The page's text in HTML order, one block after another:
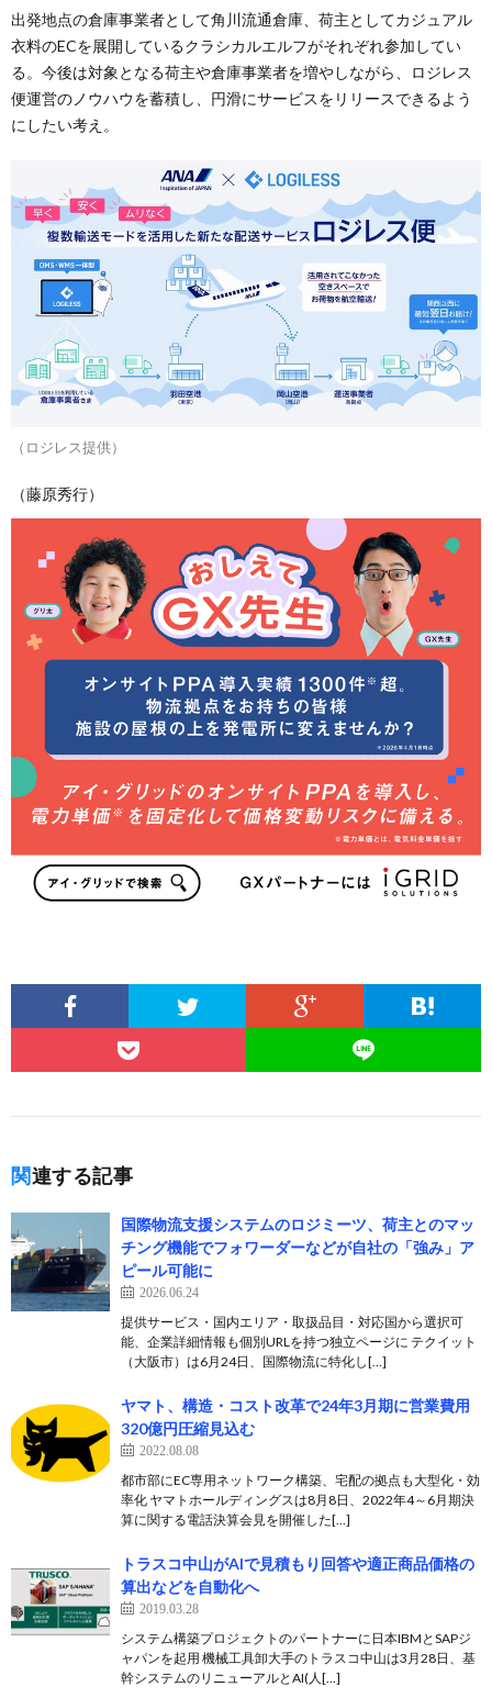
出発地点の倉庫事業者として角川流通倉庫、荷主としてカジュアル
衣料のECを展開しているクラシカルエルフがそれぞれ参加してい
る。今後は対象となる荷主や倉庫事業者を増やしながら、ロジレス
便運営のノウハウを蓄積し、円滑にサービスをリリースできるよう
にしたい考え。
（ロジレス提供）
（藤原秀行）
関連する記事
国際物流支援システムのロジミーツ、荷主とのマッ
チング機能でフォワーダーなどが自社の「強み」ア
ピール可能に
2026.06.24
提供サービス・国内エリア・取扱品目・対応国から選択可
能、企業詳細情報も個別URLを持つ独立ページに テクイット
（大阪市）は6月24日、国際物流に特化し[…]
ヤマト、構造・コスト改革で24年3月期に営業費用
320億円圧縮見込む
2022.08.08
都市部にEC専用ネットワーク構築、宅配の拠点も大型化・効
率化 ヤマトホールディングスは8月8日、2022年4～6月期決
算に関する電話決算会見を開催した[…]
トラスコ中山がAIで見積もり回答や適正商品価格の
算出などを自動化へ
2019.03.28
システム構築プロジェクトのパートナーに日本IBMとSAPジ
ャパンを起用 機械工具卸大手のトラスコ中山は3月28日、基
幹システムのリニューアルとAI(人[…]